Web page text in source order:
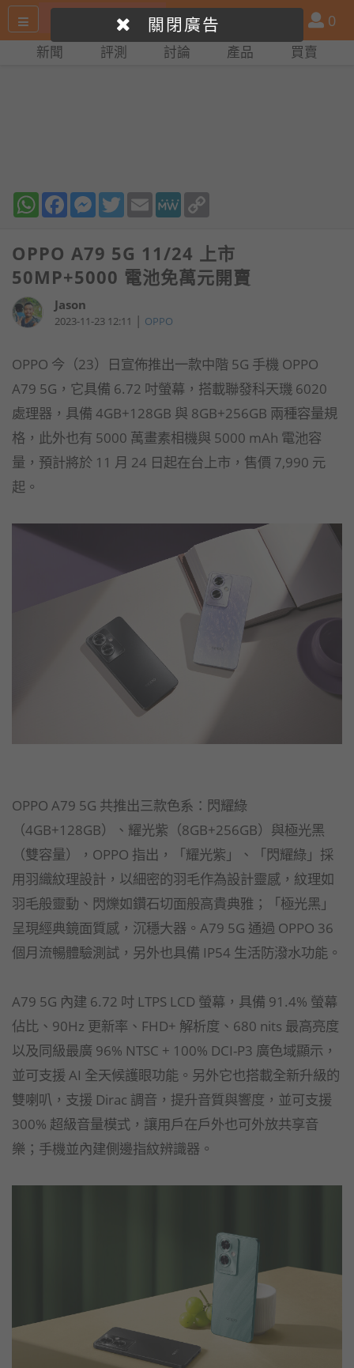
尋
產
品
比
會
員
0
新聞 評測 討論 產品 買賣
WhatsAppFacebookMessenger
TwitterEmail MeWe
OPPO A79 5G 11/24 上市
50MP+5000 電池免萬元開賣
Jason
2023-11-23 12:11 | OPPO
OPPO 今（23）日宣佈推出一款中階 5G 手機 OPPO
A79 5G，它具備 6.72 吋螢幕，搭載聯發科天璣 6020
處理器，具備 4GB+128GB 與 8GB+256GB 兩種容量規
格，此外也有 5000 萬畫素相機與 5000 mAh 電池容
量，預計將於 11 月 24 日起在台上市，售價 7,990 元
起。
OPPO A79 5G 共推出三款色系：閃耀綠
（4GB+128GB）、耀光紫（8GB+256GB）與極光黑
（雙容量），OPPO 指出，「耀光紫」、「閃耀綠」採
用羽織紋理設計，以細密的羽毛作為設計靈感，紋理如
羽毛般靈動、閃爍如鑽石切面般高貴典雅；「極光黑」
呈現經典鏡面質感，沉穩大器。A79 5G 通過 OPPO 36
個月流暢體驗測試，另外也具備 IP54 生活防潑水功能。
關閉廣告
A79 5G 內建 6.72 吋 LTPS LCD 螢幕，具備 91.4% 螢幕
佔比、90Hz 更新率、FHD+ 解析度、680 nits 最高亮度
以及同級最廣 96% NTSC + 100% DCI-P3 廣色域顯示，
並可支援 AI 全天候護眼功能。另外它也搭載全新升級的
雙喇叭，支援 Dirac 調音，提升音質與響度，並可支援
300% 超級音量模式，讓用戶在戶外也可外放共享音
樂；手機並內建側邊指紋辨識器。